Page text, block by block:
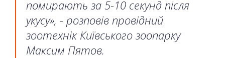
помирають за 5-10 секунд після
укусу», - розповів провідний
зоотехнік Київського зоопарку
Максим Пятов.